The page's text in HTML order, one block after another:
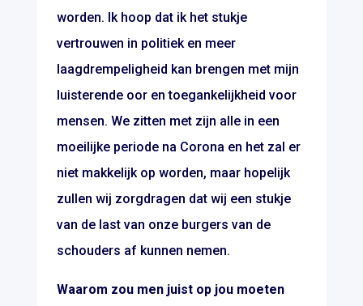
worden. Ik hoop dat ik het stukje
vertrouwen in politiek en meer
laagdrempeligheid kan brengen met mijn
luisterende oor en toegankelijkheid voor
mensen. We zitten met zijn alle in een
moeilijke periode na Corona en het zal er
niet makkelijk op worden, maar hopelijk
zullen wij zorgdragen dat wij een stukje
van de last van onze burgers van de
schouders af kunnen nemen.
Waarom zou men juist op jou moeten